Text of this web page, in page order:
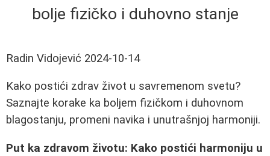
bolje fizičko i duhovno stanje
Radin Vidojević 2024-10-14
Kako postići zdrav život u savremenom svetu?
Saznajte korake ka boljem fizičkom i duhovnom
blagostanju, promeni navika i unutrašnjoj harmoniji.
Put ka zdravom životu: Kako postići harmoniju u